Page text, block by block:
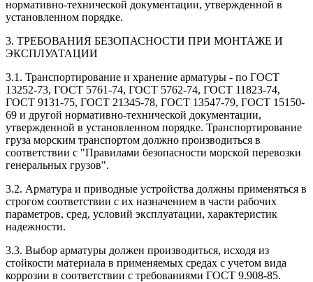
нормативно-технической документации, утвержденной в
установленном порядке.
3. ТРЕБОВАНИЯ БЕЗОПАСНОСТИ ПРИ МОНТАЖЕ И
ЭКСПЛУАТАЦИИ
3.1. Транспортирование и хранение арматуры - по ГОСТ
13252-73, ГОСТ 5761-74, ГОСТ 5762-74, ГОСТ 11823-74,
ГОСТ 9131-75, ГОСТ 21345-78, ГОСТ 13547-79, ГОСТ 15150-
69 и другой нормативно-технической документации,
утвержденной в установленном порядке. Транспортирование
груза морским транспортом должно производиться в
соответствии с "Правилами безопасности морской перевозки
генеральных грузов".
3.2. Арматура и приводные устройства должны применяться в
строгом соответствии с их назначением в части рабочих
параметров, сред, условий эксплуатации, характеристик
надежности.
3.3. Выбор арматуры должен производиться, исходя из
стойкости материала в применяемых средах с учетом вида
коррозии в соответствии с требованиями ГОСТ 9.908-85.